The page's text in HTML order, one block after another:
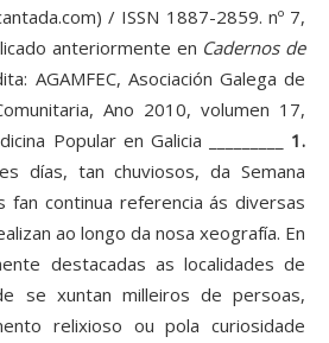
/ ISSN 1887-2859. nº 7,
anteriormente en Cadernos de
AGAMFEC, Asociación Galega de
Ano 2010, volumen 17,
Popular en Galicia _________ 1.
días, tan chuviosos, da Semana
fan continua referencia ás diversas
ao longo da nosa xeografía. En
destacadas as localidades de
se xuntan milleiros de persoas,
relixioso ou pola curiosidade